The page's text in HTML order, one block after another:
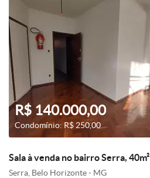
R$ 140.000,00
Condomínio: R$ 250,00
Sala à venda no bairro Serra, 40m²
Serra, Belo Horizonte - MG